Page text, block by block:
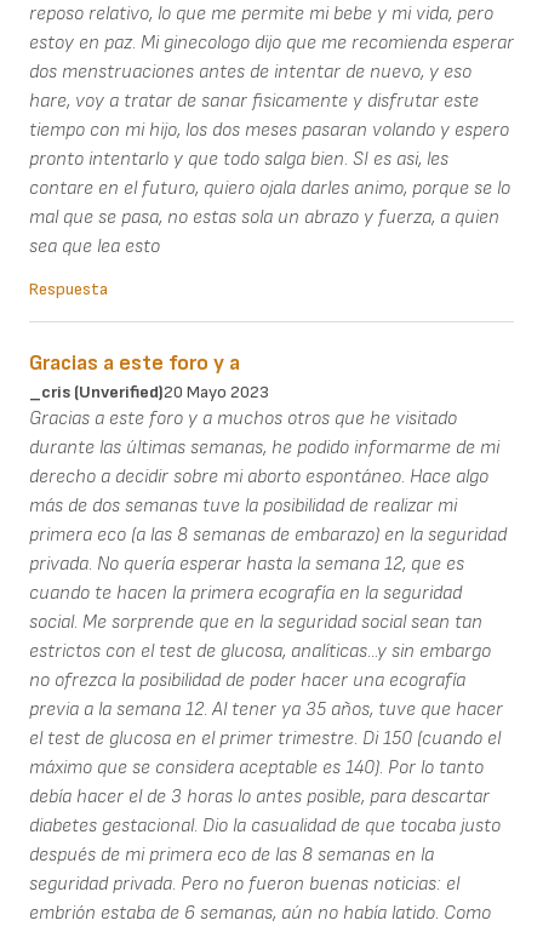
reposo relativo, lo que me permite mi bebe y mi vida, pero
estoy en paz. Mi ginecologo dijo que me recomienda esperar
dos menstruaciones antes de intentar de nuevo, y eso
hare, voy a tratar de sanar fisicamente y disfrutar este
tiempo con mi hijo, los dos meses pasaran volando y espero
pronto intentarlo y que todo salga bien. SI es asi, les
contare en el futuro, quiero ojala darles animo, porque se lo
mal que se pasa, no estas sola un abrazo y fuerza, a quien
sea que lea esto
Respuesta
Gracias a este foro y a
_cris (unverified)20 Mayo 2023
Gracias a este foro y a muchos otros que he visitado
durante las últimas semanas, he podido informarme de mi
derecho a decidir sobre mi aborto espontáneo. Hace algo
más de dos semanas tuve la posibilidad de realizar mi
primera eco (a las 8 semanas de embarazo) en la seguridad
privada. No quería esperar hasta la semana 12, que es
cuando te hacen la primera ecografía en la seguridad
social. Me sorprende que en la seguridad social sean tan
estrictos con el test de glucosa, analíticas...y sin embargo
no ofrezca la posibilidad de poder hacer una ecografía
previa a la semana 12. Al tener ya 35 años, tuve que hacer
el test de glucosa en el primer trimestre. Di 150 (cuando el
máximo que se considera aceptable es 140). Por lo tanto
debía hacer el de 3 horas lo antes posible, para descartar
diabetes gestacional. Dio la casualidad de que tocaba justo
después de mi primera eco de las 8 semanas en la
seguridad privada. Pero no fueron buenas noticias: el
embrión estaba de 6 semanas, aún no había latido. Como